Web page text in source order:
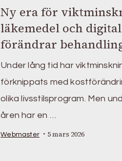
Ny era för
läkemedel och
förändrar
Under lång tid har
förknippats med
olika livsstilsprogram. Men
åren har en …
Webmaster 5 mars 2026